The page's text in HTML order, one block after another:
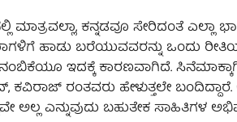
ಕನ್ನಡವೂ ಸೇರಿದಂತೆ ಎಲ್ಲಾ
ಹಾಡು ಬರೆಯುವವರನ್ನು ಒಂದು
ನಂಬಿಕೆಯೂ ಇದಕ್ಕೆ ಕಾರಣವಾಗಿದೆ.
ಕವಿರಾಜ್ ರಂತವರು ಹೇಳುತ್ತಲೇ
ಅಲ್ಲ ಎನ್ನುವುದು ಬಹುತೇಕ ಸಾಹಿತಿಗಳ